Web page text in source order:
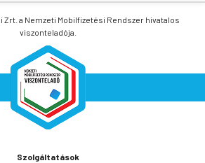
Zrt. a Nemzeti Mobilfizetési Rendszer hivatalos
viszonteladója.
Szolgáltatások